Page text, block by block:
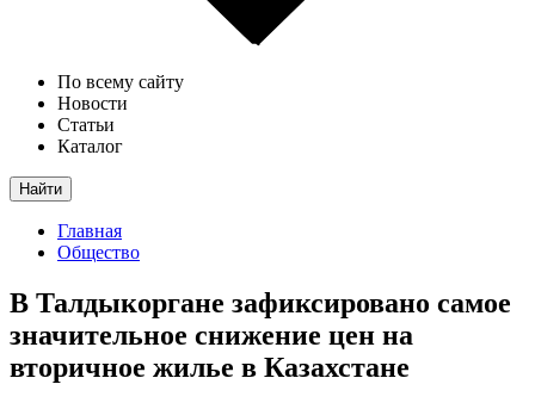
По всему сайту
Новости
Статьи
Каталог
Найти
Главная
Общество
В Талдыкоргане зафиксировано самое
значительное снижение цен на
вторичное жилье в Казахстане